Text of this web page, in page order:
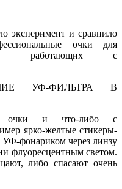
эксперимент и сравнило
очки для
работающих с
УФ-ФИЛЬТРА В
очки и что-либо с
ярко-желтые стикеры-
фонариком через линзу
флуоресцентным светом.
либо спасают очень